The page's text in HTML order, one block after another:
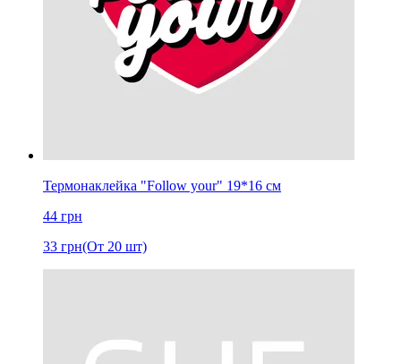
Термонаклейка "Follow your" 19*16 см
44 грн
33 грн(От 20 шт)